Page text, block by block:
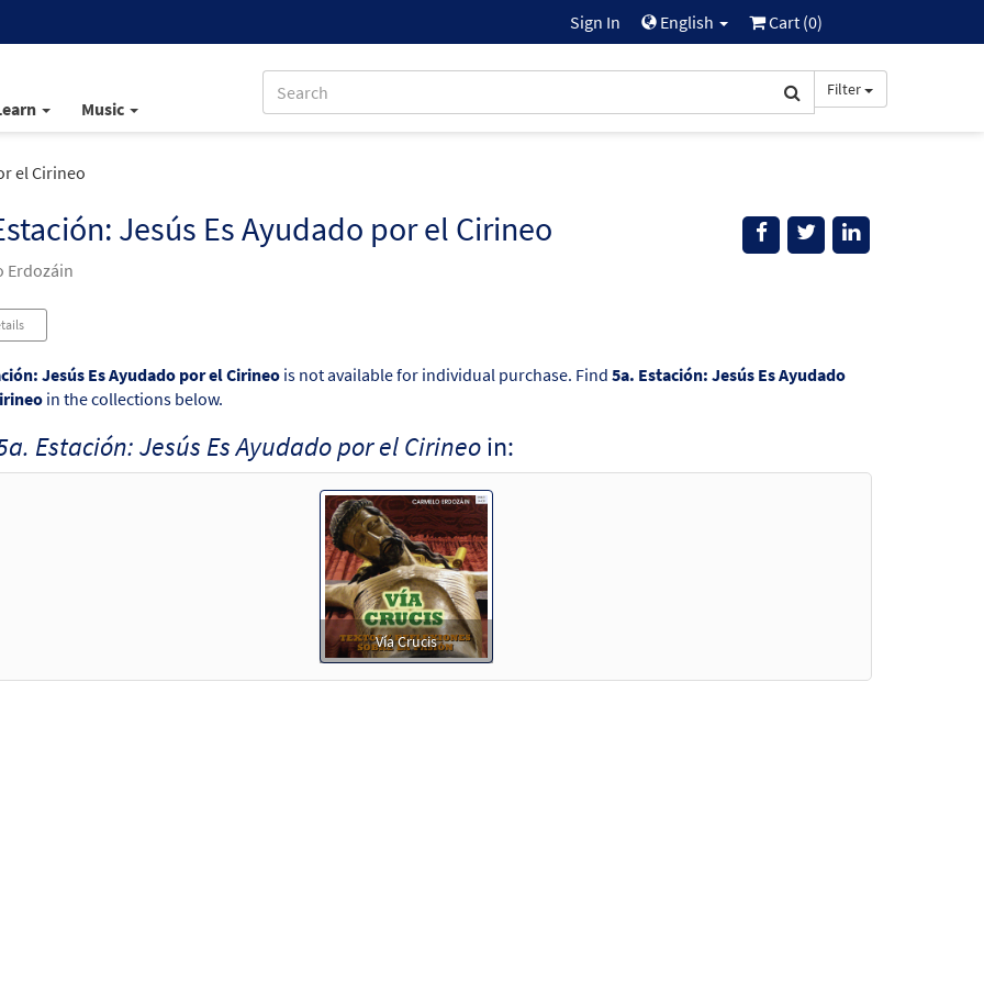
Sign In English Cart (0)
Music
Filter
el Cirineo
Jesús Es Ayudado por el Cirineo
Erdozáin
Jesús Es Ayudado por el Cirineois not available for individual purchase. Find 5a. Estación: Jesús Es Ayudado
in the collections below.
Estación: Jesús Es Ayudado por el Cirineoin:
Vía Crucis